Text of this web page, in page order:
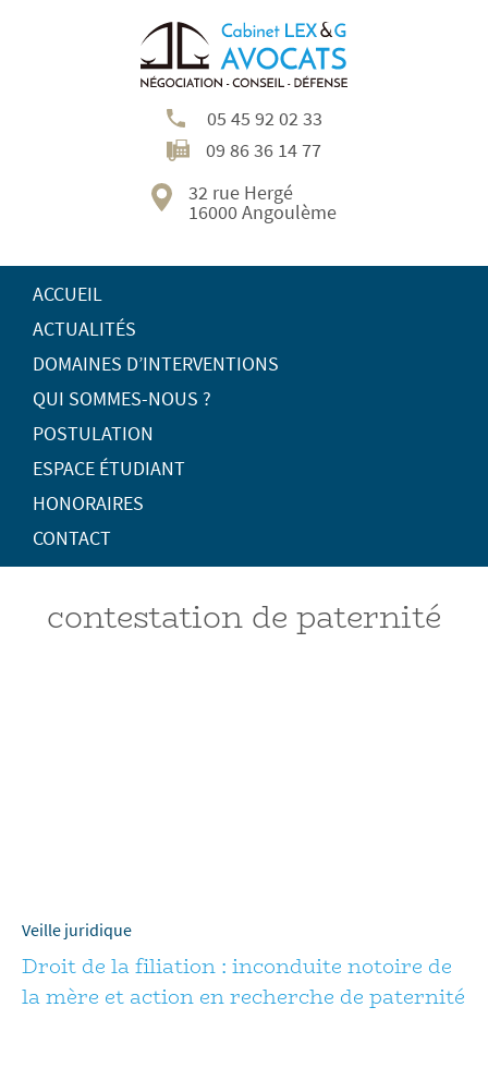
05 45 92 02 33
09 86 36 14 77
32 rue Hergé
16000 Angoulème
ACCUEIL
ACTUALITÉS
DOMAINES D’INTERVENTIONS
QUI SOMMES-NOUS ?
POSTULATION
ESPACE ÉTUDIANT
HONORAIRES
CONTACT
contestation de paternité
Veille juridique
Droit de la filiation : inconduite notoire de
la mère et action en recherche de paternité